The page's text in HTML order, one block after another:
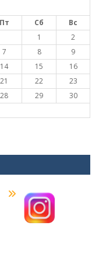
Пт Сб
Вс
1
2
7 8
9
14 15
16
21 22
23
28 29
30